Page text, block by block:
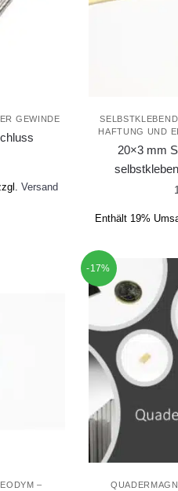
GEWINDE
Versand
HAFTUNG UND
20×3 mm
Enthält 19%
–
-17%